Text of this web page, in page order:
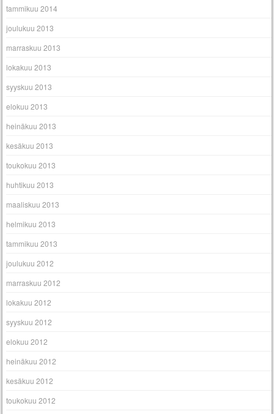
tammikuu 2014
joulukuu 2013
marraskuu 2013
lokakuu 2013
syyskuu 2013
elokuu 2013
heinäkuu 2013
kesäkuu 2013
toukokuu 2013
huhtikuu 2013
maaliskuu 2013
helmikuu 2013
tammikuu 2013
joulukuu 2012
marraskuu 2012
lokakuu 2012
syyskuu 2012
elokuu 2012
heinäkuu 2012
kesäkuu 2012
toukokuu 2012